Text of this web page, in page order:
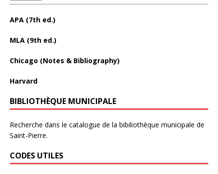
APA (7th ed.)
MLA (9th ed.)
Chicago (Notes & Bibliography)
Harvard
BIBLIOTHÈQUE MUNICIPALE
Recherche dans le catalogue de la bibiliothèque municipale de
Saint-Pierre.
CODES UTILES